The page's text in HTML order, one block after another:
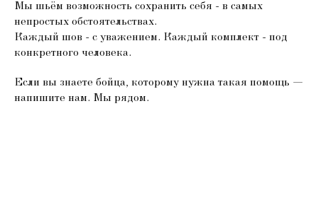
Мы шьём возможность сохранить себя - в самых
непростых обстоятельствах.
Каждый шов - с уважением. Каждый комплект - под
конкретного человека.
Если вы знаете бойца, которому нужна такая помощь —
напишите нам. Мы рядом.